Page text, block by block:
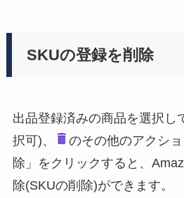
SKUの登録を削除
出品登録済みの商品を選択し
択可)、
のその他のアクシ
除」をクリックすると、
除(SKUの削除)ができます。